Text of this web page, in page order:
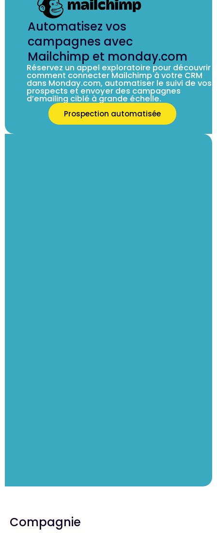
Automatisez vos
campagnes avec
Mailchimp et monday.com
Réservez un appel exploratoire pour découvrir
comment connecter Mailchimp à votre CRM
dans Monday.com, automatiser le suivi de vos
prospects et envoyer des campagnes
d’emailing ciblé à grande échelle.
Prospection automatisée
Compagnie